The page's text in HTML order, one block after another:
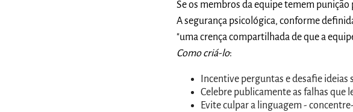
Se os membros da equipe temem
A segurança psicológica, conforme
"uma crença compartilhada de que a
Como criá-lo:
Incentive perguntas e desafie ideias
Celebre publicamente as falhas que
Evite culpar a linguagem -